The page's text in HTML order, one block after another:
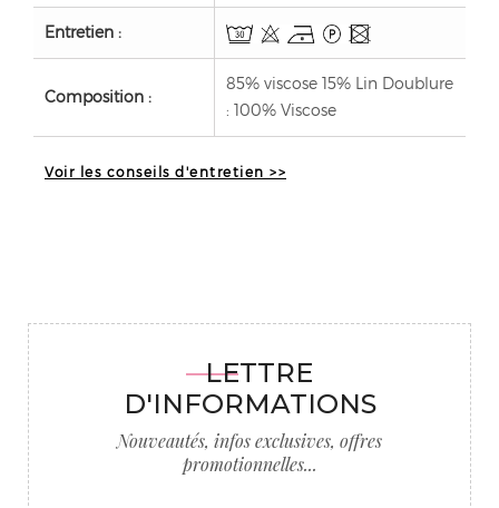
Entretien :
Composition :
85% viscose 15% Lin Doublure
: 100% Viscose
Voir les conseils d'entretien >>
LETTRE
D'INFORMATIONS
Nouveautés, infos exclusives, offres
promotionnelles...